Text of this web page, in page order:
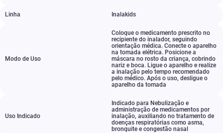
Linha Inalakids
Modo de Uso
Coloque o medicamento prescrito no
recipiente do inalador, seguindo
orientação médica. Conecte o aparelho
na tomada elétrica. Posicione a
máscara no rosto da criança, cobrindo
nariz e boca. Ligue o aparelho e realize
a inalação pelo tempo recomendado
pelo médico. Após o uso, desligue o
aparelho da tomada
Uso Indicado
Indicado para Nebulização e
administração de medicamentos por
inalação, auxiliando no tratamento de
doenças respiratórias como asma,
bronquite e congestão nasal